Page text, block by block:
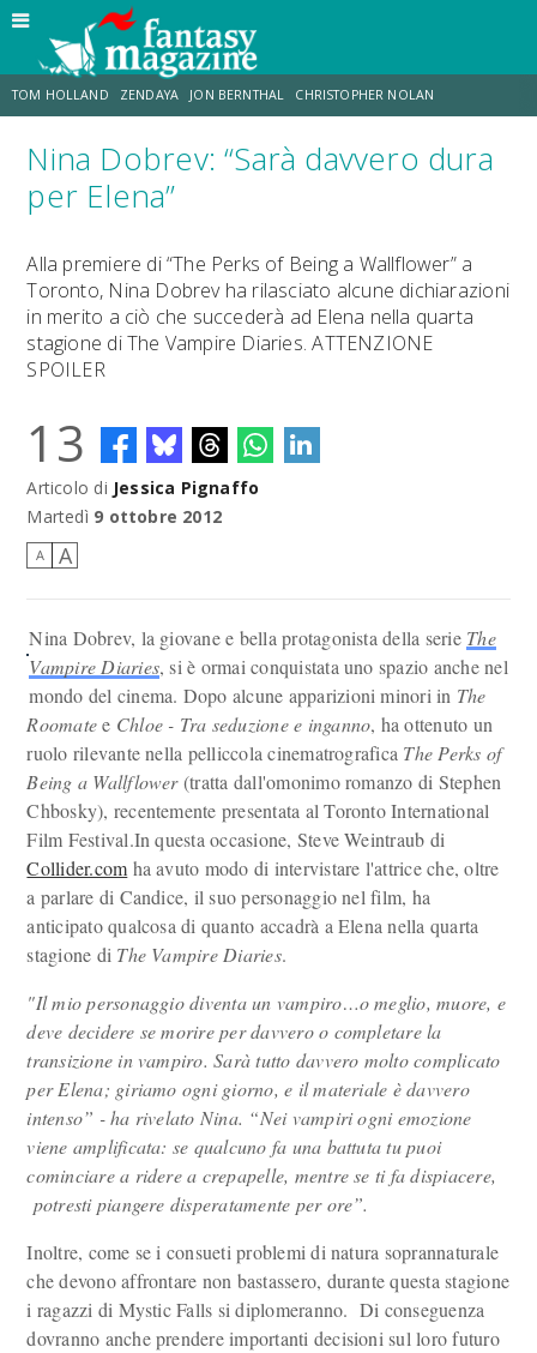
TOM HOLLAND ZENDAYA JON BERNTHAL CHRISTOPHER NOLAN
STRANIMONDI LUCCA COMICS & GAMES ODISSEA DESTIN DANIEL CRETTON
Nina Dobrev: “Sarà davvero dura
per Elena”
Alla premiere di “The Perks of Being a Wallflower” a
Toronto, Nina Dobrev ha rilasciato alcune dichiarazioni
in merito a ciò che succederà ad Elena nella quarta
stagione di The Vampire Diaries. ATTENZIONE
SPOILER
13
Articolo di Jessica Pignaffo
Martedì 9 ottobre 2012
A A
Nina Dobrev, la giovane e bella protagonista della serie The
Vampire Diaries, si è ormai conquistata uno spazio anche nel
mondo del cinema. Dopo alcune apparizioni minori in The
Roomatee Chloe - Tra seduzione e inganno, ha ottenuto un
ruolo rilevante nella pelliccola cinematrografica The Perks of
Being a Wallflower(tratta dall'omonimo romanzo di Stephen
Chbosky), recentemente presentata al Toronto International
Film Festival.In questa occasione, Steve Weintraub di
Collider.com ha avuto modo di intervistare l'attrice che, oltre
a parlare di Candice, il suo personaggio nel film, ha
anticipato qualcosa di quanto accadrà a Elena nella quarta
stagione di The Vampire Diaries.
"Il mio personaggio diventa un vampiro…o meglio, muore, e
deve decidere se morire per davvero o completare la
transizione in vampiro. Sarà tutto davvero molto complicato
per Elena; giriamo ogni giorno, e il materiale è davvero
intenso” - ha rivelato Nina. “Nei vampiri ogni emozione
viene amplificata: se qualcuno fa una battuta tu puoi
cominciare a ridere a crepapelle, mentre se ti fa dispiacere,
potresti piangere disperatamente per ore”.
Inoltre, come se i consueti problemi di natura soprannaturale
che devono affrontare non bastassero, durante questa stagione
i ragazzi di Mystic Falls si diplomeranno. Di conseguenza
dovranno anche prendere importanti decisioni sul loro futuro